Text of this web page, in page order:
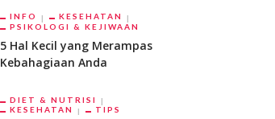
INFO
KESEHATAN
PSIKOLOGI & KEJIWAAN
5 Hal Kecil yang Merampas
Kebahagiaan Anda
DIET & NUTRISI
KESEHATAN
TIPS